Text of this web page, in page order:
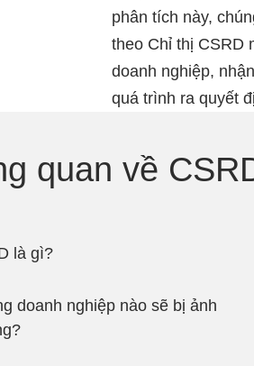
phân tích này,
theo Chỉ thị CSRD
doanh nghiệp,
quá trình ra quyết
quan về
là gì?
doanh nghiệp nào sẽ bị ảnh